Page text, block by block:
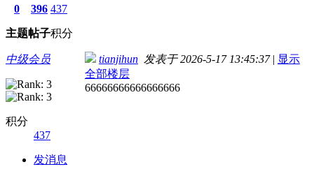
0
主题
396
帖子
437
积分
中级会员
积分
437
发消息
tianjihun 发表于 2026-5-17 13:45:37 | 显示
全部楼层
66666666666666666